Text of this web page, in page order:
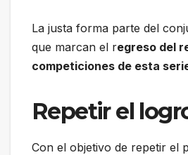
La justa forma parte del
que marcan el regreso del
competiciones de esta
Repetir el
Con el objetivo de repetir el